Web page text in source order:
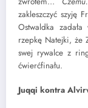
zakleszczyć szyję
Ostwaldka
rzepkę Natejki, że
swej rywalce z
ćwierćfinału.
Juqqi kontra